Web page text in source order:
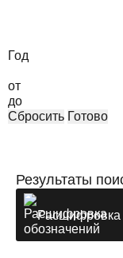
Год
от
до
Сбросить Готово
Результаты
Расшифровка